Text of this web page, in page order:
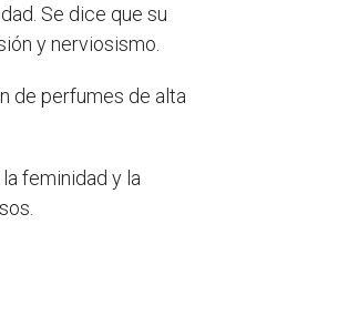
Se dice que su
y nerviosismo.
de perfumes de alta
feminidad y la